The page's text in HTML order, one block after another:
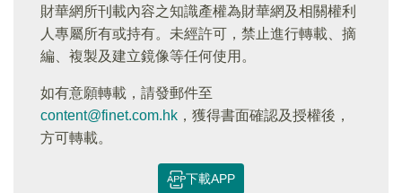
財華網所刊載內容之知識產權為財華網及相關權利
人專屬所有或持有。未經許可，禁止進行轉載、摘
編、複製及建立鏡像等任何使用。
如有意願轉載，請發郵件至
content@finet.com.hk ，獲得書面確認及授權後，
方可轉載。
下載APP